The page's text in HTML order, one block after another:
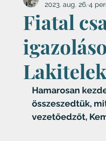
Fiatal
2023. aug. 26. 4
Hamarosan
összeszedtük,
vezetőedzőt,